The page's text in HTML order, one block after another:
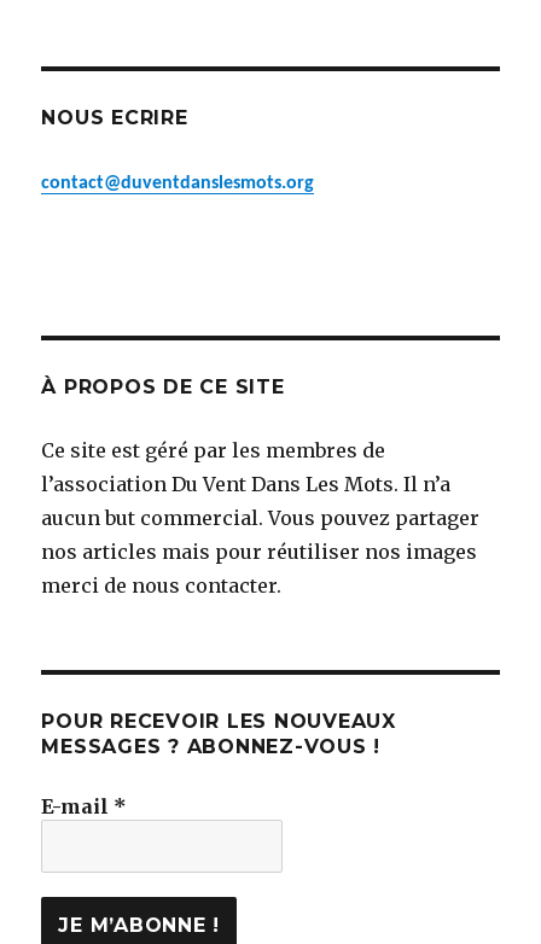
NOUS ECRIRE
contact@duventdanslesmots.org
À PROPOS DE CE SITE
Ce site est géré par les membres de
l’association Du Vent Dans Les Mots. Il n’a
aucun but commercial. Vous pouvez partager
nos articles mais pour réutiliser nos images
merci de nous contacter.
POUR RECEVOIR LES NOUVEAUX
MESSAGES ? ABONNEZ-VOUS !
E-mail *